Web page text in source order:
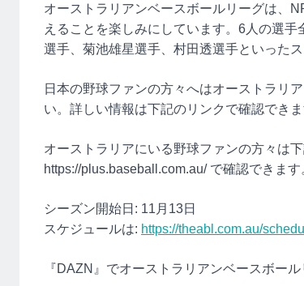
オーストラリアンベースボールリーグは、
えることを楽しみにしています。6人の選
選手、菊池雄星選手、村田透選手といった
日本の野球ファンの方々へはオーストラリ
い。詳しい情報は下記のリンクで確認できま
オーストラリアにいる野球ファンの方々は
https://plus.baseball.com.au/ で確認できます
シーズン開始日: 11月13日
スケジュールは: https://theabl.com.au/
『DAZN』でオーストラリアンベースボー